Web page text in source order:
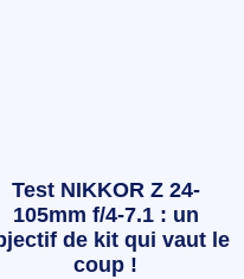
Test NIKKOR Z 24-
105mm f/4-7.1 : un
de kit qui vaut le
coup !